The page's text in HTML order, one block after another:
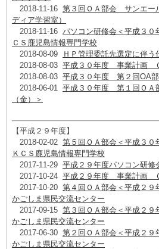
2018-11-16 第３回ＯＡ部会 サンエー
ディア学習室）
2018-11-16 パソコン研修会＜平成３
ＣＳ鹿児島情報専門学校
2018-08-09
ＨＰ管理委託先選定に伴う
2018-08-03 平成３０年度 事業計画
2018-08-03 平成３０年度 第２回OA
2018-06-01 平成３０年度 第１回ＯＡ
（金）＞
【平成２９年度】
2018-02-02 第５回ＯＡ部会＜平成３
ＫＣＳ鹿児島情報専門学校
2017-11-29 平成２９年度パソコン研修
2017-10-24 平成２９年度 事業計画
2017-10-20 第４回ＯＡ部会＜平成２
かごしま県民交流センター
2017-09-15 第３回ＯＡ部会＜平成２
かごしま県民交流センター
2017-06-30 第２回ＯＡ部会＜平成２
かごしま県民交流センター